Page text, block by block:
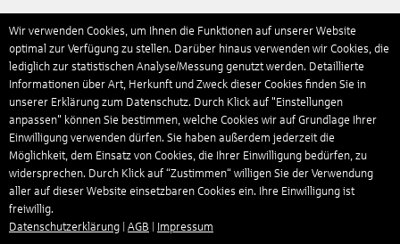
Wir verwenden Cookies, um Ihnen die Funktionen auf unserer Website
optimal zur Verfügung zu stellen. Darüber hinaus verwenden wir Cookies, die
lediglich zur statistischen Analyse/Messung genutzt werden. Detaillierte
Informationen über Art, Herkunft und Zweck dieser Cookies finden Sie in
unserer Erklärung zum Datenschutz. Durch Klick auf "Einstellungen
anpassen" können Sie bestimmen, welche Cookies wir auf Grundlage Ihrer
Einwilligung verwenden dürfen. Sie haben außerdem jederzeit die
Möglichkeit, dem Einsatz von Cookies, die Ihrer Einwilligung bedürfen, zu
widersprechen. Durch Klick auf “Zustimmen“ willigen Sie der Verwendung
aller auf dieser Website einsetzbaren Cookies ein. Ihre Einwilligung ist
freiwillig.
Datenschutzerklärung
AGB Impressum